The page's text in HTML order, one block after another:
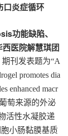
口炎症循环
功能缺陷、
医院解慧琪团
期刊发表题为“A
promotes dia
enhanced macr
萄来源的外泌
活性水凝胶递
小肠黏膜基质